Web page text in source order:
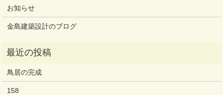
お知らせ
金島建築設計のブログ
鳥居の完成
158